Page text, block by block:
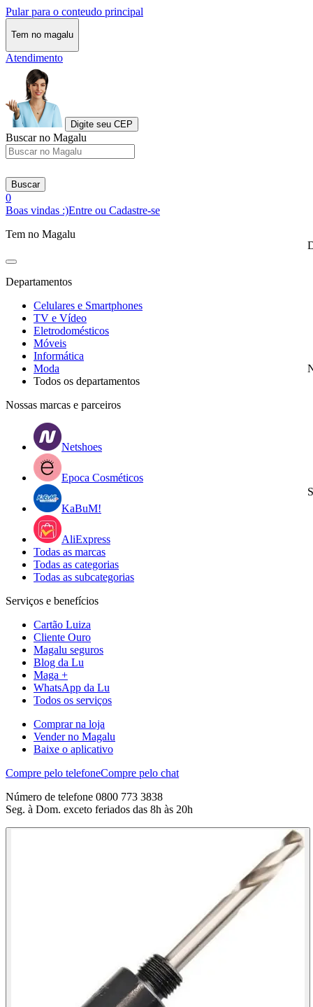
Pular para o conteudo principal
Tem no magalu
Atendimento
Digite seu CEP
Buscar no Magalu
Buscar
0
Boas vindas :)Entre ou Cadastre-se
Tem no Magalu
Departamentos
Celulares e Smartphones
TV e Vídeo
Eletrodomésticos
Móveis
Informática
Moda
Todos os departamentos
Nossas marcas e parceiros
Netshoes
Epoca Cosméticos
KaBuM!
AliExpress
Todas as marcas
Todas as categorias
Todas as subcategorias
Serviços e benefícios
Cartão Luiza
Cliente Ouro
Magalu seguros
Blog da Lu
Maga +
WhatsApp da Lu
Todos os serviços
Comprar na loja
Vender no Magalu
Baixe o aplicativo
Compre pelo telefoneCompre pelo chat
Número de telefone 0800 773 3838
Seg. à Dom. exceto feriados das 8h às 20h